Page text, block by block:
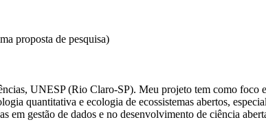
proposta de pesquisa)
UNESP (Rio Claro-SP). Meu projeto tem como foco
quantitativa e ecologia de ecossistemas abertos,
em gestão de dados e no desenvolvimento de ciência